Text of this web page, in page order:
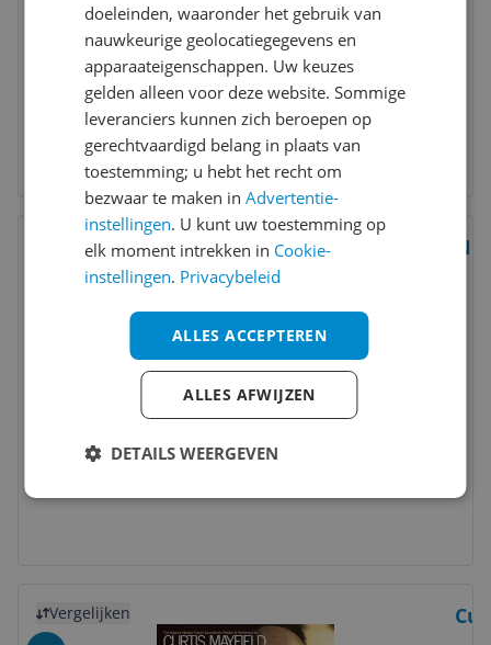
Vergelijken
Bekijk product
Vergelijken
doeleinden, waaronder het gebruik van
nauwkeurige geolocatiegegevens en
apparaateigenschappen. Uw keuzes
gelden alleen voor deze website. Sommige
leveranciers kunnen zich beroepen op
gerechtvaardigd belang in plaats van
toestemming; u hebt het recht om
bezwaar te maken inAdvertentie-
instellingen. U kunt uw toestemming op
elk moment intrekken in Cookie-
instellingen. Privacybeleid
ALLES ACCEPTEREN
ALLES AFWIJZEN
DETAILS WEERGEVEN